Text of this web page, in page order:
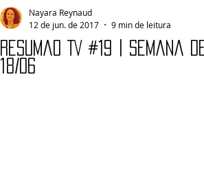
Resumão TV #19 | Semana
18/06
Nayara Reynaud
12 de jun. de 2017
9 min de leitura